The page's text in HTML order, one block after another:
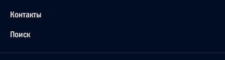
Контакты
Поиск